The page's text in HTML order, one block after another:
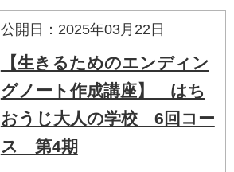
公開日：2025年03月22日
【生きるためのエンディン
グノート作成講座】 はち
おうじ大人の学校 6回コー
ス 第4期